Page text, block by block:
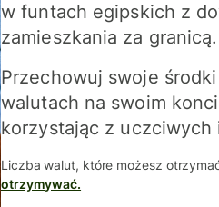
w funtach egipskich z
zamieszkania za granicą.
Przechowuj swoje
walutach na swoim
korzystając z uczciwych
Liczba walut, które możesz
otrzymywać.